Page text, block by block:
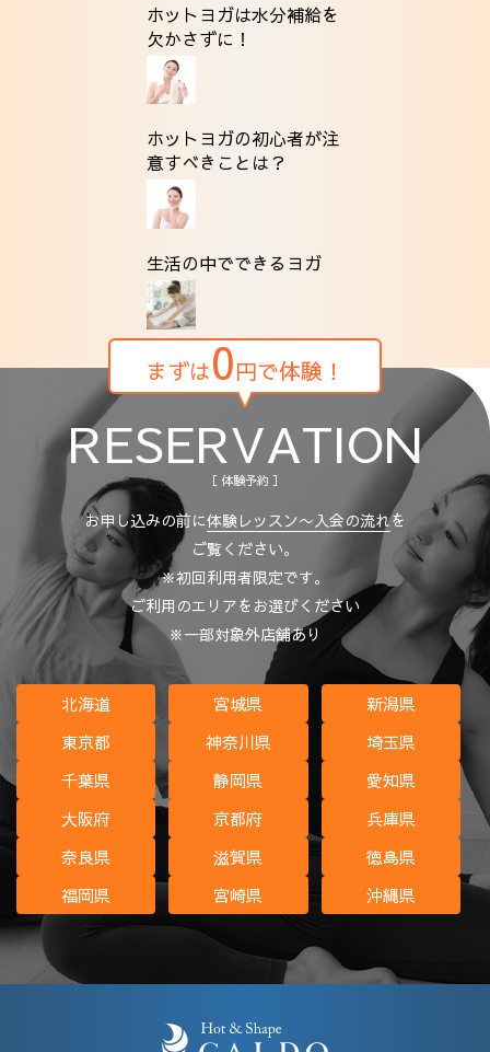
ホットヨガは水分補給を
欠かさずに！
ホットヨガの初心者が注
意すべきことは？
生活の中でできるヨガ
まずは0円で体験！
RESERVATION
［ 体験予約 ］
お申し込みの前に体験レッスン〜入会の流れを
ご覧ください。
※初回利用者限定です。
ご利用のエリアをお選びください
※一部対象外店舗あり
北海道 宮城県
新潟県
東京都
神奈川県
埼玉県
千葉県
静岡県
愛知県
大阪府
京都府
兵庫県
奈良県
滋賀県
徳島県
福岡県
宮崎県 沖縄県